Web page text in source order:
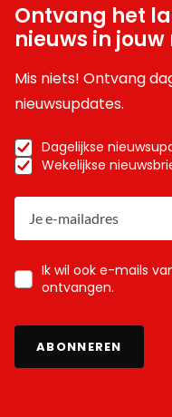
Ontvang het
nieuws in
Mis niets! Ontvang
nieuwsupdates.
Dagelijkse
Wekelijkse
Ik wil ook e-mails
ontvangen.
ABONNEREN